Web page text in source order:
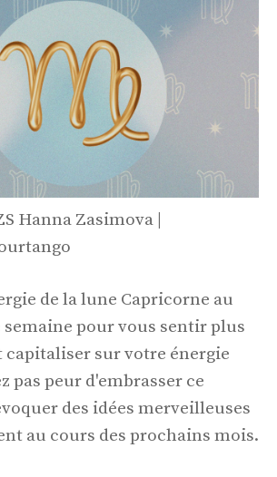
Hanna Zasimova |
de la lune Capricorne au
semaine pour vous sentir plus
sur votre énergie
pas peur d'embrasser ce
des idées merveilleuses
au cours des prochains mois.